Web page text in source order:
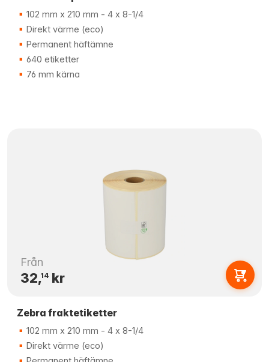
102 mm x 210 mm - 4 x 8-1/4
Direkt värme (eco)
Permanent häftämne
640 etiketter
76 mm kärna
Från
32,14kr
Zebra fraktetiketter
102 mm x 210 mm - 4 x 8-1/4
Direkt värme (eco)